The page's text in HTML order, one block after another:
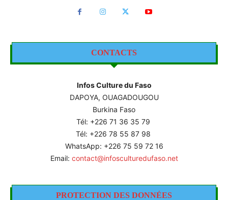
CONTACTS
Infos Culture du Faso
DAPOYA, OUAGADOUGOU
Burkina Faso
Tél: +226 71 36 35 79
Tél: +226 78 55 87 98
WhatsApp: +226 75 59 72 16
Email: contact@infosculturedufaso.net
PROTECTION DES DONNÉES